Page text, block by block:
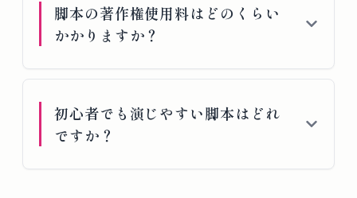
脚本の著作権使用料はどのくらい
かかりますか？
初心者でも演じやすい脚本はどれ
ですか？